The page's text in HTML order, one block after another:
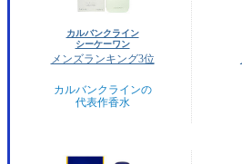
カルバンクライン
シーケーワン
メンズランキング3位
カルバンクラインの
代表作香水